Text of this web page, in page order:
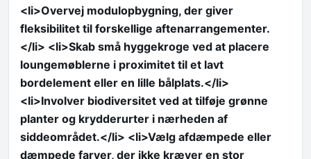
<li>Overvej modulopbygning, der giver
fleksibilitet til forskellige aftenarrangementer.
</li> <li>Skab små hyggekroge ved at placere
loungemøblerne i proximitet til et lavt
bordelement eller en lille bålplats.</li>
<li>Involver biodiversitet ved at tilføje grønne
planter og krydderurter i nærheden af
siddeområdet.</li> <li>Vælg afdæmpede eller
dæmpede farver, der ikke kræver en stor